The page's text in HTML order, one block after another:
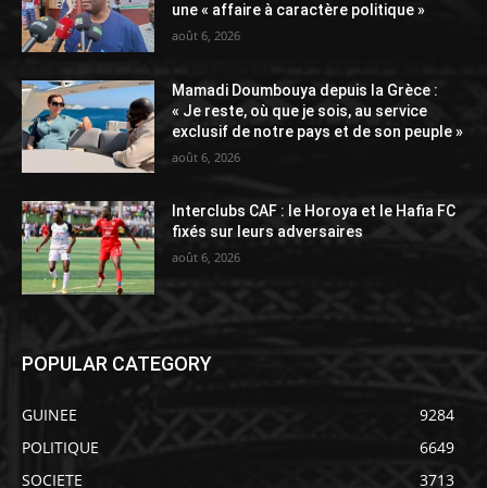
une « affaire à caractère politique »
août 6, 2026
Mamadi Doumbouya depuis la Grèce :
« Je reste, où que je sois, au service
exclusif de notre pays et de son peuple »
août 6, 2026
Interclubs CAF : le Horoya et le Hafia FC
fixés sur leurs adversaires
août 6, 2026
POPULAR CATEGORY
GUINEE
9284
POLITIQUE
6649
SOCIETE
3713